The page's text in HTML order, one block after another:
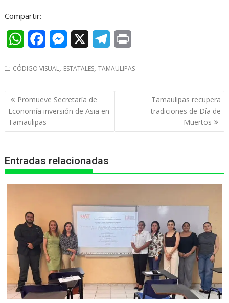
Compartir:
W
a
t
s
A
p
c
e
b
o
k
M
s
s
e
e
l
e
i
n
CÓDIGO VISUAL, ESTATALES,TAMAULIPAS
Navegación
de
entradas
Promueve Secretaría de
Economía inversión de Asia en
Tamaulipas
Tamaulipas recupera
tradiciones de Día de
Muertos
Entradas relacionadas